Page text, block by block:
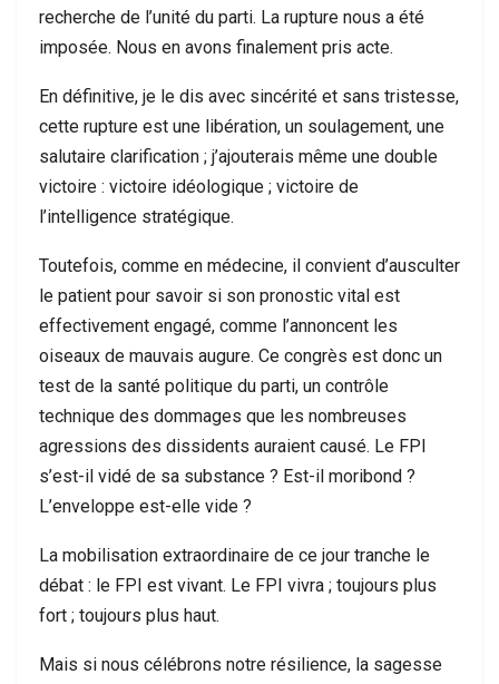
recherche de l’unité du parti. La rupture nous a été
imposée. Nous en avons finalement pris acte.
En définitive, je le dis avec sincérité et sans tristesse,
cette rupture est une libération, un soulagement, une
salutaire clarification ; j’ajouterais même une double
victoire : victoire idéologique ; victoire de
l’intelligence stratégique.
Toutefois, comme en médecine, il convient d’ausculter
le patient pour savoir si son pronostic vital est
effectivement engagé, comme l’annoncent les
oiseaux de mauvais augure. Ce congrès est donc un
test de la santé politique du parti, un contrôle
technique des dommages que les nombreuses
agressions des dissidents auraient causé. Le FPI
s’est-il vidé de sa substance ? Est-il moribond ?
L’enveloppe est-elle vide ?
La mobilisation extraordinaire de ce jour tranche le
débat : le FPI est vivant. Le FPI vivra ; toujours plus
fort ; toujours plus haut.
Mais si nous célébrons notre résilience, la sagesse